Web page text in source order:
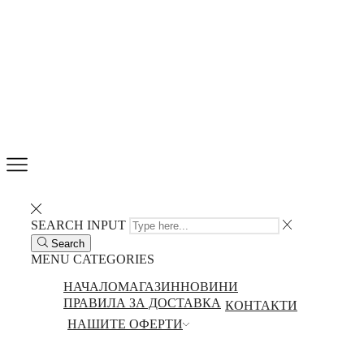
SEARCH INPUT
Search
MENU CATEGORIES
НАЧАЛОМАГАЗИННОВИНИ
ПРАВИЛА ЗА ДОСТАВКА КОНТАКТИ
НАШИТЕ ОФЕРТИ